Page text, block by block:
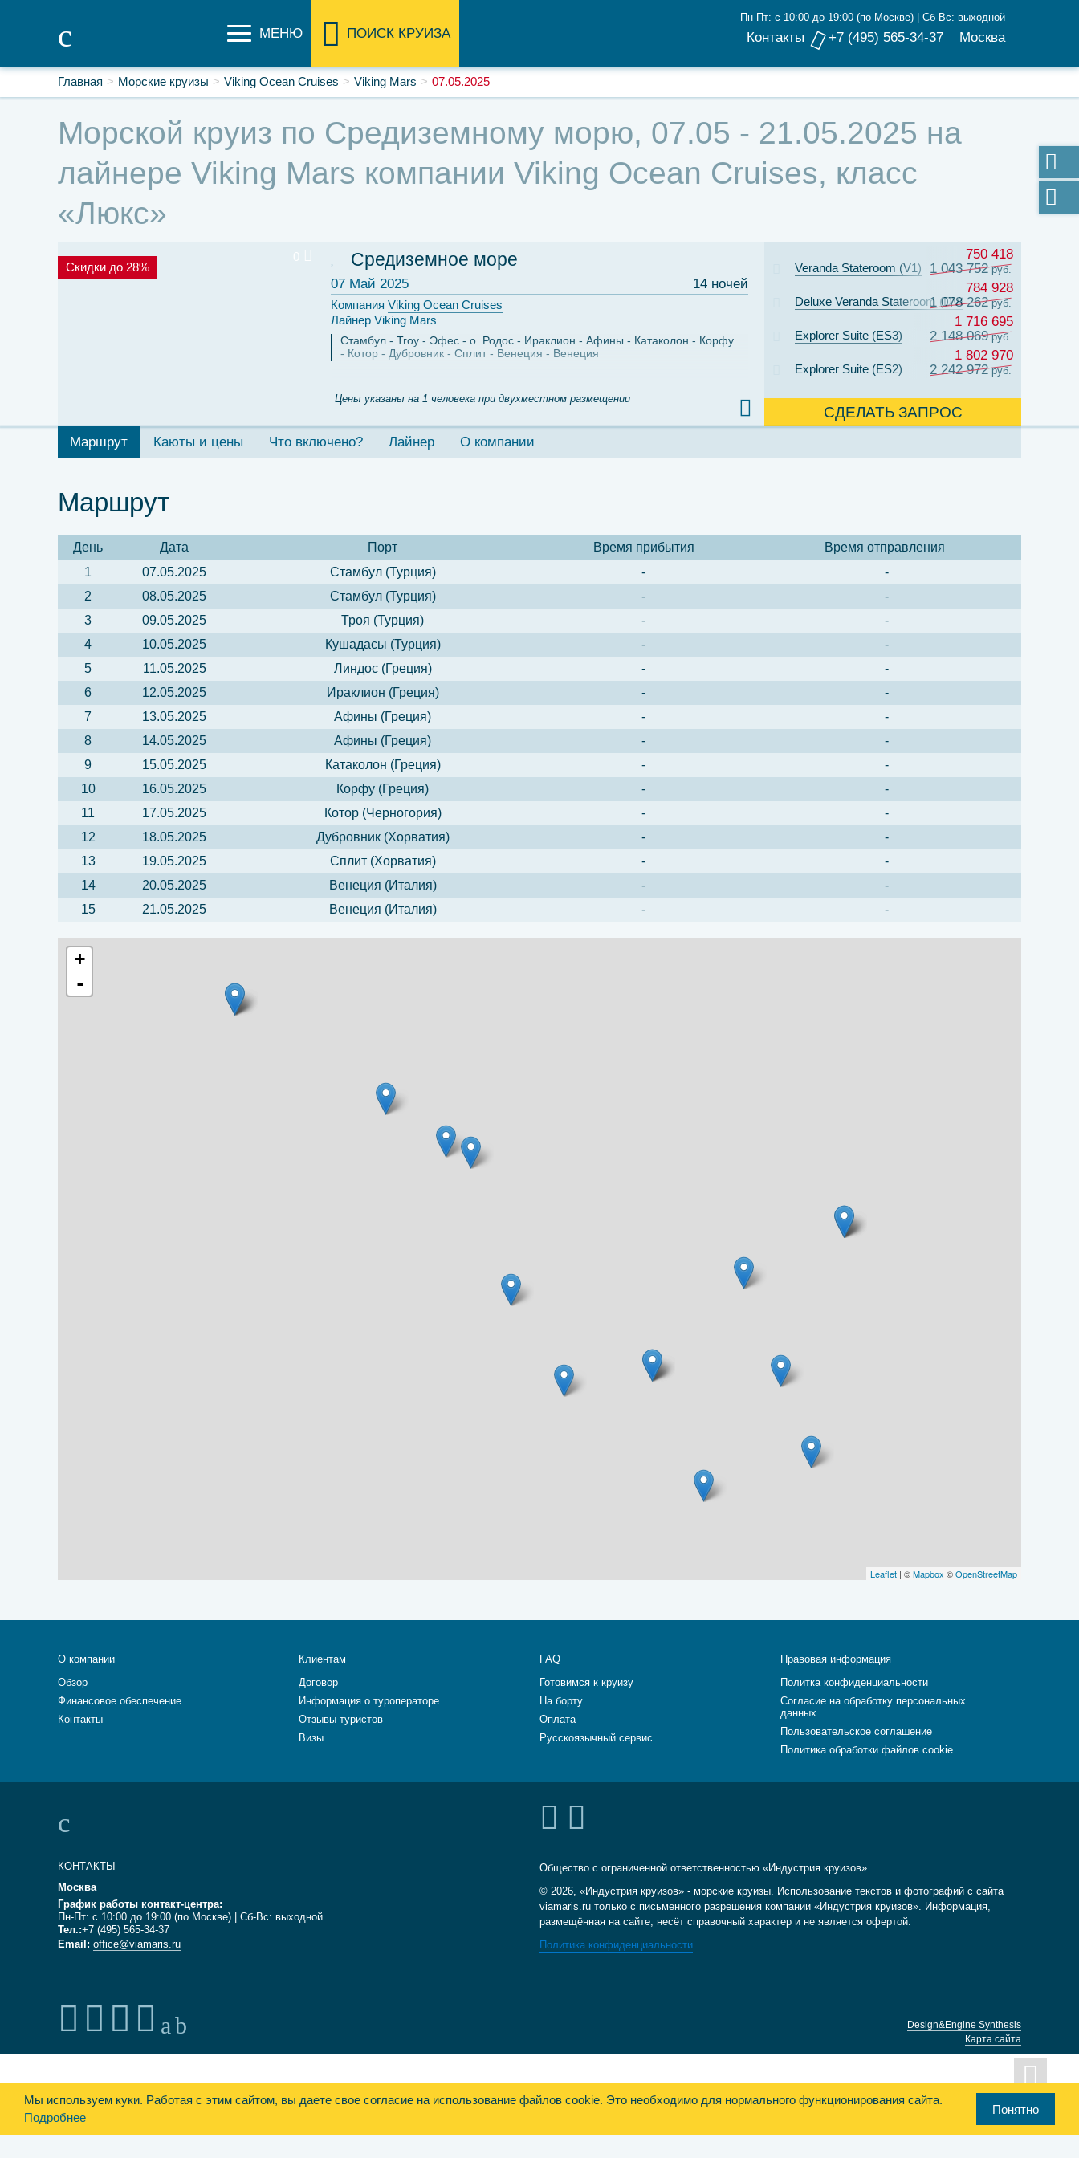
МЕНЮ ПОИСК КРУИЗА Контакты
Пн-Пт: с 10:00 до 19:00 (по Москве) | Сб-Вс: выходной
+7 (495) 565-34-37 Москва
Главная Морские круизы Viking Ocean Cruises Viking Mars 07.05.2025
Морской круиз по Средиземному морю, 07.05 - 21.05.2025 на
лайнере Viking Mars компании Viking Ocean Cruises, класс
«Люкс»
Средиземное море
14 ночей
07 Май 2025
Скидки до 28%
0
Компания Viking Ocean Cruises
Лайнер Viking Mars
Стамбул Troy Эфес о. Родос Ираклион Афины Катаколон
Корфу
Котор
Дубровник Сплит Венеция Венеция
Цены указаны на 1 человека при двухместном размещении
Veranda Stateroom (V1)
750 418
1 043 752руб.
Deluxe Veranda Stateroom (DV6)
784 928
1 078 262руб.
Explorer Suite (ES3)
1 716 695
2 148 069руб.
Explorer Suite (ES2)
1 802 970
2 242 972руб.
СДЕЛАТЬ ЗАПРОС
Маршрут Каюты и цены Что включено? Лайнер О компании
Маршрут
День Дата Порт Время прибытия
Время отправления
1
07.05.2025 Стамбул (Турция) -
-
2
08.05.2025 Стамбул (Турция) -
-
3
09.05.2025 Троя (Турция) -
-
4
10.05.2025 Кушадасы (Турция) -
-
5
11.05.2025 Линдос (Греция) -
-
6
12.05.2025 Ираклион (Греция) -
-
7
13.05.2025 Афины (Греция) -
-
8
14.05.2025 Афины (Греция) -
-
9
15.05.2025 Катаколон (Греция) -
-
10
16.05.2025 Корфу (Греция) -
-
11
17.05.2025 Котор (Черногория) -
-
12
18.05.2025 Дубровник (Хорватия) -
-
13
19.05.2025 Сплит (Хорватия) -
-
14
20.05.2025 Венеция (Италия) -
-
15
21.05.2025 Венеция (Италия) - -
+
-
Leaflet | ©Mapbox ©OpenStreetMap
О компании
Обзор
Финансовое обеспечение
Контакты
Клиентам
Договор
Информация о туроператоре
Отзывы туристов
Визы
FAQ
Готовимся к круизу
На борту
Оплата
Русскоязычный сервис
Правовая информация
Политка конфиденциальности
Согласие на обработку персональных
данных
Пользовательское соглашение
Политика обработки файлов cookie
КОНТАКТЫ
Москва
График работы контакт-центра:
Пн-Пт: с 10:00 до 19:00 (по Москве) | Сб-Вс: выходной
Тел.:+7 (495) 565-34-37
Email: office@viamaris.ru
Общество с ограниченной ответственностью «Индустрия круизов»
© 2026, «Индустрия круизов» - морские круизы. Использование текстов и фотографий с сайта
viamaris.ru только с письменного разрешения компании «Индустрия круизов». Информация,
размещённая на сайте, несёт справочный характер и не является офертой.
Политика конфиденциальности
Design&Engine Synthesis
Карта сайта
Мы используем куки. Работая с этим сайтом, вы даете свое согласие на использование файлов cookie. Это необходимо для нормального функционирования сайта.
Подробнее
Понятно